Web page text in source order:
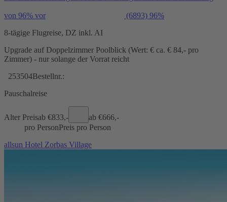
von 96% vor (6893) 96%
8-tägige Flugreise, DZ inkl. AI
Upgrade auf Doppelzimmer Poolblick (Wert: € ca. € 84,- pro
Zimmer) - nur solange der Vorrat reicht
253504Bestellnr.:
Pauschalreise
Alter Preisab €833,- ab €666,-
pro PersonPreis pro Person
allsun Hotel Zorbas Village